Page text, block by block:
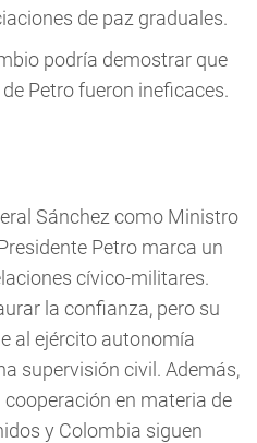
de paz graduales.
podría demostrar que
Petro fueron ineficaces.
Sánchez como Ministro
Petro marca un
cívico-militares.
la confianza, pero su
al ejército autonomía
supervisión civil. Además,
en materia de
y Colombia siguen